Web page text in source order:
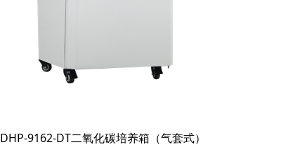
DHP-9162-DT二氧化碳培养箱（气套式）